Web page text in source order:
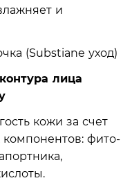
и
лица
кожи за счет
компонентов: фито-